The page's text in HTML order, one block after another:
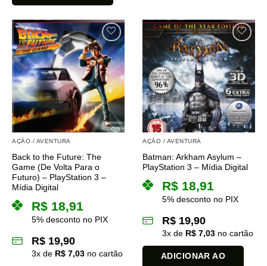
AÇÃO / AVENTURA
Back to the Future: The
Game (De Volta Para o
Futuro) – PlayStation 3 –
Mídia Digital
R$ 18,91
5% desconto no PIX
R$ 19,90
3x de R$ 7,03 no cartão
AÇÃO / AVENTURA
Batman: Arkham Asylum –
PlayStation 3 – Mídia Digital
R$ 18,91
5% desconto no PIX
R$ 19,90
3x de R$ 7,03 no cartão
ADICIONAR AO